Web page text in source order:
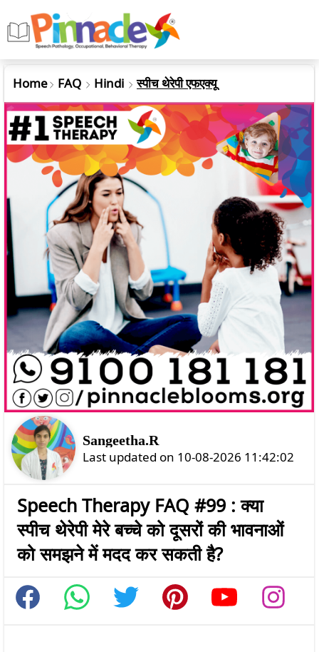
Home FAQ Hindi स्पीच थेरेपी एफएक्यू
Sangeetha.R
Last updated on 10-08-2026 11:42:02
Speech Therapy FAQ #99 : क्या
स्पीच थेरेपी मेरे बच्चे को दूसरों की भावनाओं
को समझने में मदद कर सकती है?